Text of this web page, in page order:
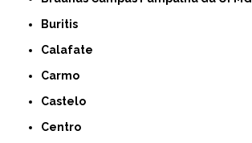
Buritis
Calafate
Carmo
Castelo
Centro